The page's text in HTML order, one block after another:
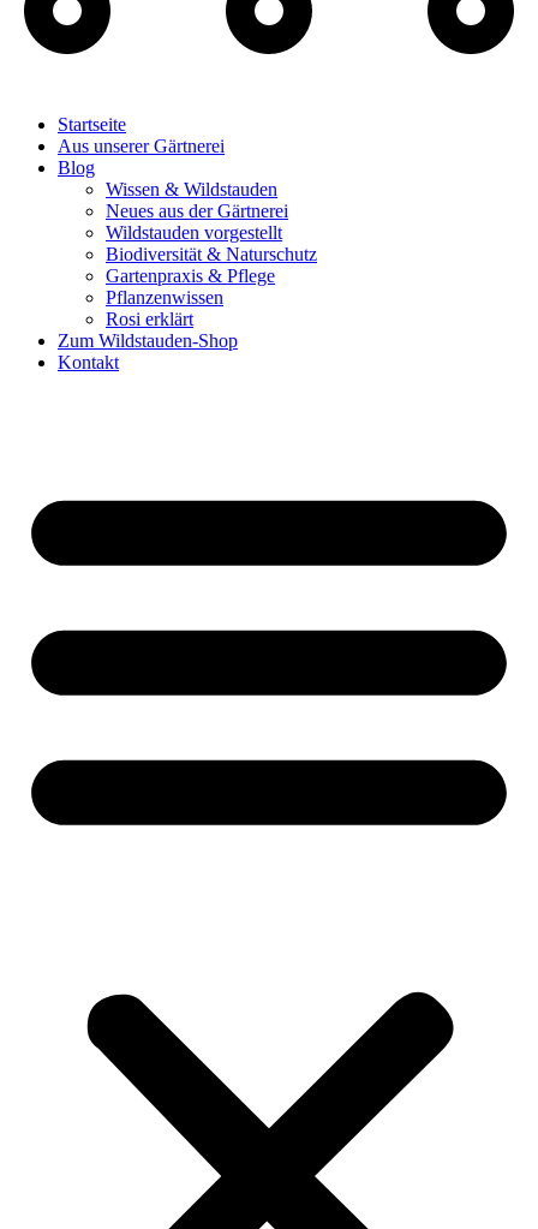
Startseite
Aus unserer Gärtnerei
Blog
Wissen & Wildstauden
Neues aus der Gärtnerei
Wildstauden vorgestellt
Biodiversität & Naturschutz
Gartenpraxis & Pflege
Pflanzenwissen
Rosi erklärt
Zum Wildstauden-Shop
Kontakt